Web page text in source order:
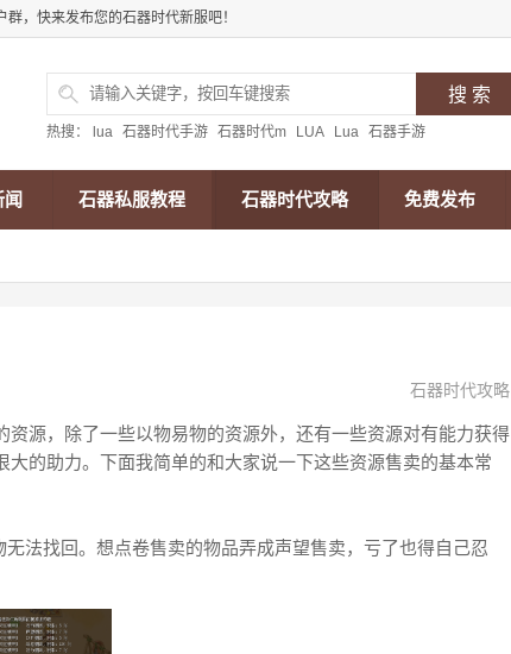
，快来发布您的石器时代新服吧！
热搜： lua 石器时代手游 石器时代m LUA Lua 石器手游
石器私服教程 石器时代攻略 免费发布
石器时代攻略
源，除了一些以物易物的资源外，还有一些资源对有能力获得
的助力。下面我简单的和大家说一下这些资源售卖的基本常
法找回。想点卷售卖的物品弄成声望售卖，亏了也得自己忍